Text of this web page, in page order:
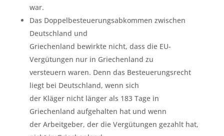
war.
Das Doppelbesteuerungsabkommen zwischen
Deutschland und
Griechenland bewirkte nicht, dass die EU-
Vergütungen nur in Griechenland zu
versteuern waren. Denn das Besteuerungsrecht
liegt bei Deutschland, wenn sich
der Kläger nicht länger als 183 Tage in
Griechenland aufgehalten hat und wenn
der Arbeitgeber, der die Vergütungen gezahlt hat,